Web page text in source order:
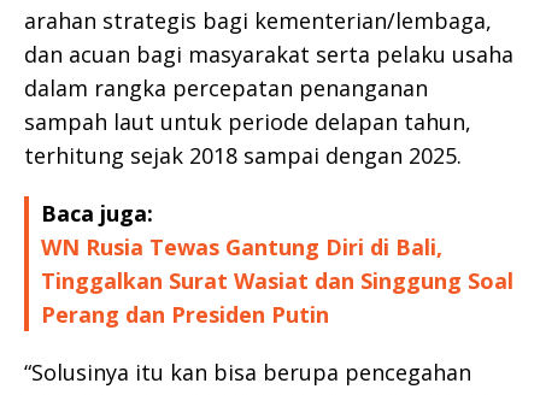
arahan strategis bagi kementerian/lembaga,
dan acuan bagi masyarakat serta pelaku usaha
dalam rangka percepatan penanganan
sampah laut untuk periode delapan tahun,
terhitung sejak 2018 sampai dengan 2025.
Baca juga:
WN Rusia Tewas Gantung Diri di Bali,
Tinggalkan Surat Wasiat dan Singgung Soal
Perang dan Presiden Putin
“Solusinya itu kan bisa berupa pencegahan